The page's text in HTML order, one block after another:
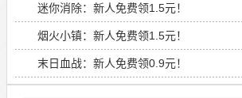
迷你消除：新人免费领1.5元！
烟火小镇：新人免费领1.5元！
末日血战：新人免费领0.9元！